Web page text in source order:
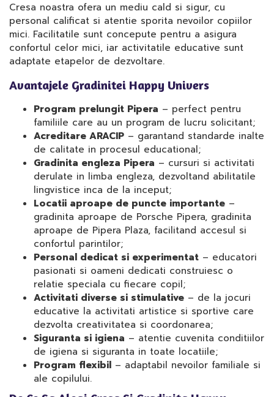
Cresa noastra ofera un mediu cald si sigur, cu
personal calificat si atentie sporita nevoilor copiilor
mici. Facilitatile sunt concepute pentru a asigura
confortul celor mici, iar activitatile educative sunt
adaptate etapelor de dezvoltare.
Avantajele Gradinitei Happy Univers
Program prelungit Pipera – perfect pentru
familiile care au un program de lucru solicitant;
Acreditare ARACIP – garantand standarde inalte
de calitate in procesul educational;
Gradinita engleza Pipera – cursuri si activitati
derulate in limba engleza, dezvoltand abilitatile
lingvistice inca de la inceput;
Locatii aproape de puncte importante –
gradinita aproape de Porsche Pipera, gradinita
aproape de Pipera Plaza, facilitand accesul si
confortul parintilor;
Personal dedicat si experimentat – educatori
pasionati si oameni dedicati construiesc o
relatie speciala cu fiecare copil;
Activitati diverse si stimulative – de la jocuri
educative la activitati artistice si sportive care
dezvolta creativitatea si coordonarea;
Siguranta si igiena – atentie cuvenita conditiilor
de igiena si siguranta in toate locatiile;
Program flexibil – adaptabil nevoilor familiale si
ale copilului.